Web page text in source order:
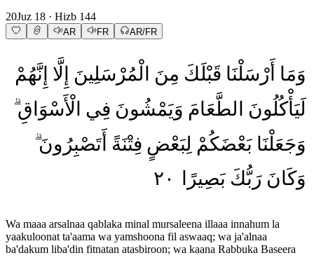
20Juz 18 · Hizb 144
AR FR AR/FR
وَمَا أَرْسَلْنَا قَبْلَكَ مِنَ الْمُرْسَلِينَ إِلَّا إِنَّهُمْ
لَيَأْكُلُونَ
الطَّعَامَ وَيَمْشُونَ فِي الْأَسْوَاقِ
وَجَعَلْنَا بَعْضَكُمْ لِبَعْضٍ فِتْنَةً أَتَصْبِرُونَ
وَكَانَ رَبُّكَ بَصِيرًا ٢٠
Wa maaa arsalnaa qablaka minal mursaleena illaaa innahum la
yaakuloonat ta'aama wa yamshoona fil aswaaq; wa ja'alnaa
ba'dakum liba'din fitnatan atasbiroon; wa kaana Rabbuka Baseera